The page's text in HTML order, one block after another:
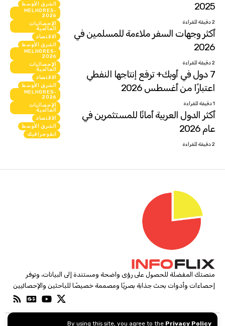
By using this site, you agree to the Privacy Policy
الشرق الأوسط
انفوجرافيك
2025
2 دقيقة للقراءة
MELHORES-
2026
الإحصائيات
العالمية
الاقتصاد
الشرق الأوسط
انفوجرافيك
أكثر وجهات السفر ملاءمة للمسلمين في
2026
2 دقيقة للقراءة
MELHORES-
2026
الإحصائيات
العالمية
الاقتصاد
الشرق الأوسط
انفوجرافيك
7 دول في أوبك+ ترفع إنتاجها النفطي
اعتبارًا من أغسطس 2026
1 دقيقة للقراءة
MELHORES-
2026
الإحصائيات
العالمية
الاقتصاد
الشرق الأوسط
انفوجرافيك
أكثر الدول العربية أمانًا للمستثمرين في
عام 2026
2 دقيقة للقراءة
منصتك المفضلة للحصول على رؤى واضحة ومستندة إلى البيانات، وتوفر
إحصاءات وأدوات بحث جذابة بصريًا ومصممة خصيصًا للباحثين والإحصائيين